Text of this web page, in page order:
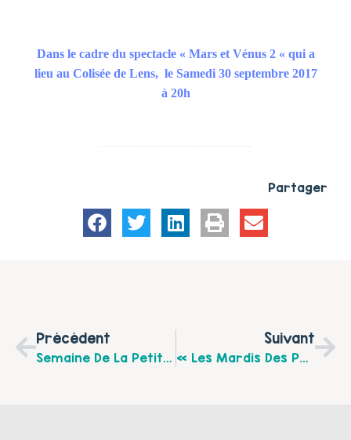
Dans le cadre du spectacle « Mars et Vénus 2 « qui a
lieu au Colisée de Lens, le Samedi 30 septembre 2017
à 20h
Partager
Précédent
Semaine De La Petite Enfance Du 25 Au 30 Septembre À Grenay
Suivant
« Les Mardis Des Parents » Du Centre Socioculturel Dumas De Lens : Prochaine Date Le 10 Octobre 2017 « Le Harcèlement, Parlons-En… »